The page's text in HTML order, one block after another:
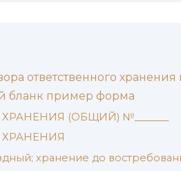
ответственного
бланк пример форма
(ОБЩИЙ) №_______
хранение до